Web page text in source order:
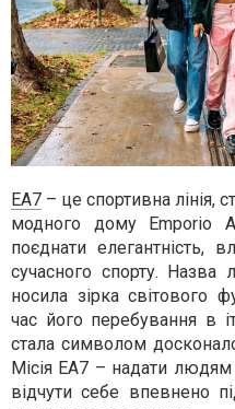
EA7 – це спортивна лінія,
модного дому Emporio
поєднати елегантність,
сучасного спорту. Назва
носила зірка світового
час його перебування в
стала символом
Місія EA7 – надати людям
відчути себе впевнено